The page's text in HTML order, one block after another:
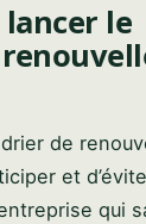
le
de
et
qui